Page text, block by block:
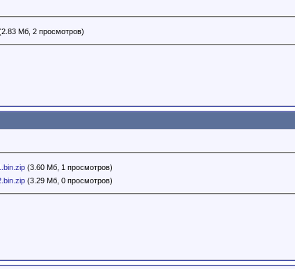
Мб, 2 просмотров)
(3.60 Мб, 1 просмотров)
(3.29 Мб, 0 просмотров)